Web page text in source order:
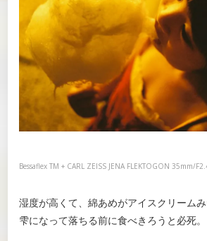
Bessaflex TM + CARL ZEISS JENA FLEKTOGON 35mm/
湿度が高くて、綿あめがアイスクリームみ
雫になって落ちる前に食べきろうと必死。